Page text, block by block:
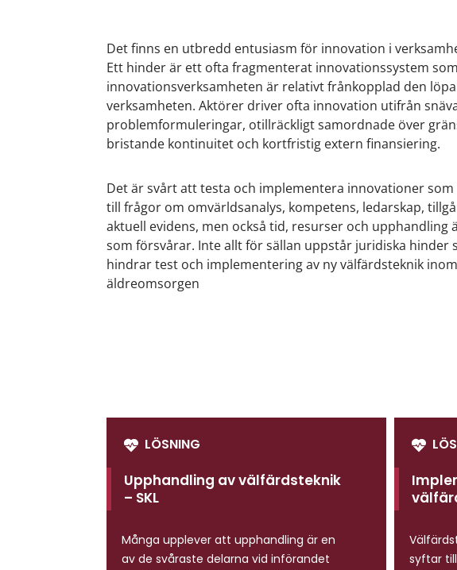
Det finns en utbredd entusiasm för innovation i
Ett hinder är ett ofta fragmenterat innovationssystem
innovationsverksamheten är relativt frånkopplad den
verksamheten. Aktörer driver ofta innovation utifrån
problemformuleringar, otillräckligt samordnade över
bristande kontinuitet och kortfristig extern finansiering.
Det är svårt att testa och implementera innovationer
till frågor om omvärldsanalys, kompetens, ledarskap,
aktuell evidens, men också tid, resurser och upphandling
som försvårar. Inte allt för sällan uppstår juridiska hinder
hindrar test och implementering av ny välfärdsteknik inom
äldreomsorgen
LÖSNING
Upphandling av välfärdsteknik
– SKL
Många upplever att upphandling är en
av de svåraste delarna vid införandet
syftar